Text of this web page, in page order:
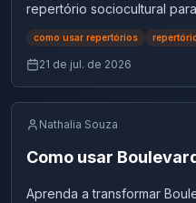
repertório sociocultural
climática e cooperação.
como usar repertórios
21 de jul. de 2026
Nathalia Souza
Como usar
Aprenda a transformar